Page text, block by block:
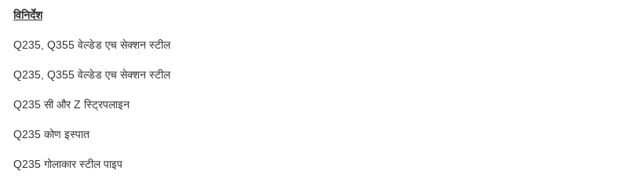
विनिर्देश
Q235, Q355 वेल्डेड एच सेक्शन स्टील
Q235, Q355 वेल्डेड एच सेक्शन स्टील
Q235 सी और Z स्ट्रिपलाइन
Q235 कोण इस्पात
Q235 गोलाकार स्टील पाइप